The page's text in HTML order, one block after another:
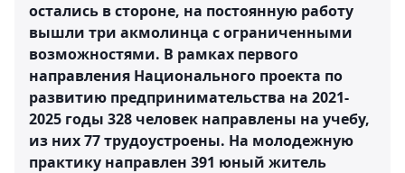
остались в стороне, на постоянную работу
вышли три акмолинца с ограниченными
возможностями. В рамках первого
направления Национального проекта по
развитию предпринимательства на 2021-
2025 годы 328 человек направлены на учебу,
из них 77 трудоустроены. На молодежную
практику направлен 391 юный житель